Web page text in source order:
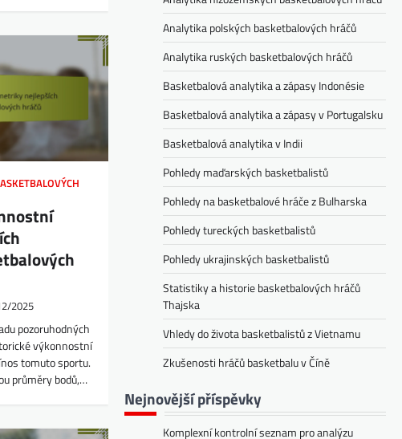
2025
pozoruhodných
výkonnostní
tomuto sportu.
průměry bodů,…
Analytika polských basketbalových hráčů
Analytika ruských basketbalových hráčů
Basketbalová analytika a zápasy Indonésie
Basketbalová analytika a zápasy v Portugalsku
Basketbalová analytika v Indii
Pohledy maďarských basketbalistů
Pohledy na basketbalové hráče z Bulharska
Pohledy tureckých basketbalistů
Pohledy ukrajinských basketbalistů
Statistiky a historie basketbalových hráčů
Thajska
Vhledy do života basketbalistů z Vietnamu
Zkušenosti hráčů basketbalu v Číně
Nejnovější příspěvky
Komplexní kontrolní seznam pro analýzu